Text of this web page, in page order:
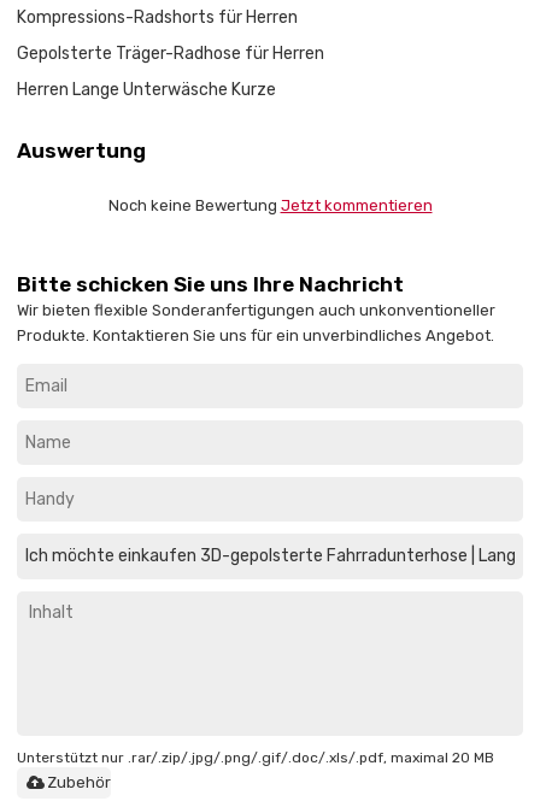
Kompressions-Radshorts für Herren
Gepolsterte Träger-Radhose für Herren
Herren Lange Unterwäsche Kurze
Auswertung
Noch keine Bewertung Jetzt kommentieren
Bitte schicken Sie uns Ihre Nachricht
Wir bieten flexible Sonderanfertigungen auch unkonventioneller
Produkte. Kontaktieren Sie uns für ein unverbindliches Angebot.
Unterstützt nur .rar/.zip/.jpg/.png/.gif/.doc/.xls/.pdf, maximal 20 MB
Zubehör